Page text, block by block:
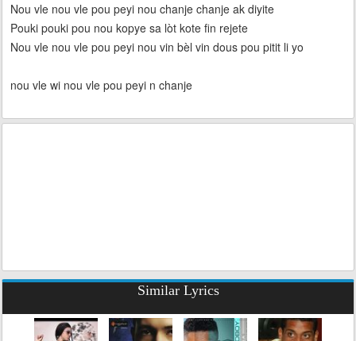
Nou vle nou vle pou peyi nou chanje chanje ak diyite
Pouki pouki pou nou kopye sa lòt kote fin rejete
Nou vle nou vle pou peyi nou vin bèl vin dous pou pitit li yo
nou vle wi nou vle pou peyi n chanje
Similar Lyrics